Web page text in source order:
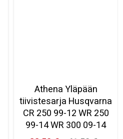
Athena Yläpään
tiivistesarja Husqvarna
CR 250 99-12 WR 250
99-14 WR 300 09-14